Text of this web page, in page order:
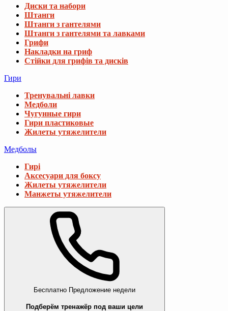
Диски та набори
Штанги
Штанги з гантелями
Штанги з гантелями та лавками
Грифи
Накладки на гриф
Стійки для грифів та дисків
Гири
Тренувальні лавки
Медболи
Чугунные гири
Гири пластиковые
Жилеты утяжелители
Медболы
Гирі
Аксесуари для боксу
Жилеты утяжелители
Манжеты утяжелители
Бесплатно Предложение недели
Подберём тренажёр под ваши цели